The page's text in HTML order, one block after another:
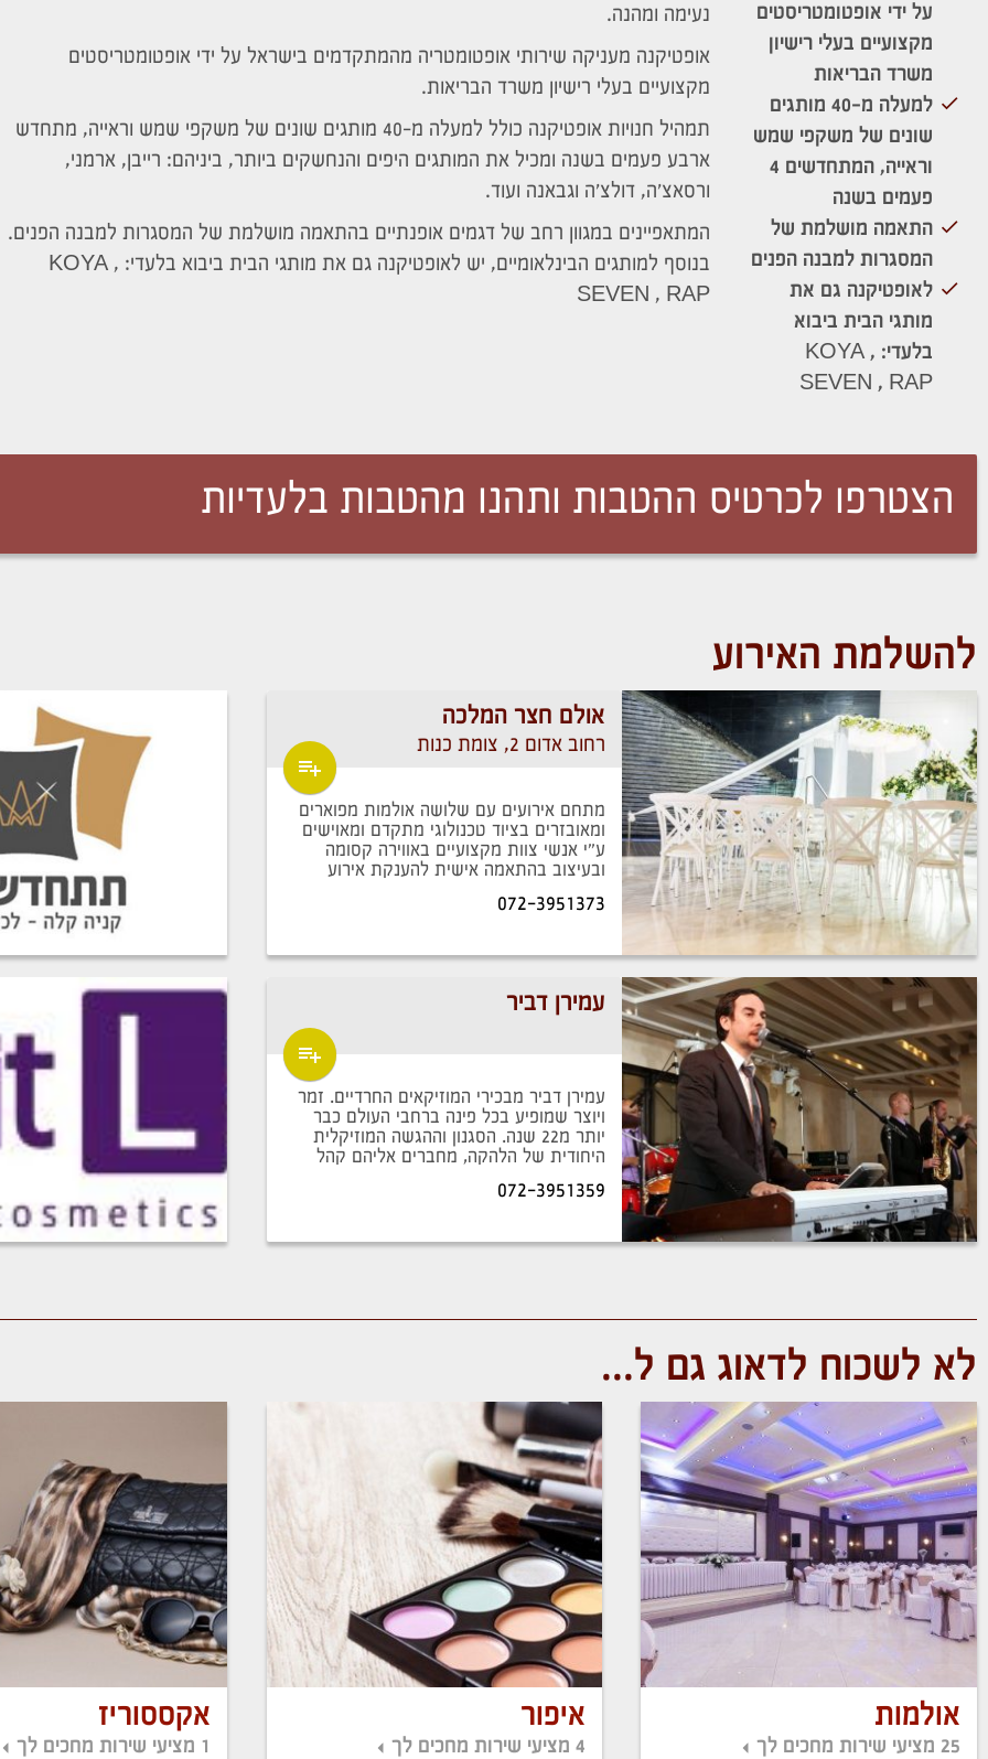
על ידי אופטומטריסטים
מקצועיים בעלי רישיון
משרד הבריאות
למעלה מ-40 מותגים
שונים של משקפי שמש
וראייה, המתחדשים 4
פעמים בשנה
התאמה מושלמת של
המסגרות למבנה הפנים
לאופטיקנה גם את
מותגי הבית ביבוא
בלעדי: KOYA ,
SEVEN , RAP
נעימה ומהנה.
אופטיקנה מעניקה שירותי אופטומטריה מהמתקדמים בישראל על ידי אופטומטריסטים
מקצועיים בעלי רישיון משרד הבריאות.
תמהיל חנויות אופטיקנה כולל למעלה מ-40 מותגים שונים של משקפי שמש וראייה, מתחדש
ארבע פעמים בשנה ומכיל את המותגים היפים והנחשקים ביותר, ביניהם: רייבן, ארמני,
ורסאצ'ה, דולצ'ה וגבאנה ועוד.
המתאפיינים במגוון רחב של דגמים אופנתיים בהתאמה מושלמת של המסגרות למבנה הפנים.
בנוסף למותגים הבינלאומיים, יש לאופטיקנה גם את מותגי הבית ביבוא בלעדי: KOYA ,
SEVEN , RAP
הצטרפו לכרטיס ההטבות ותהנו מהטבות בלעדיות
להשלמת האירוע
אולם חצר המלכה
רחוב אדום 2, צומת כנות
מתחם אירועים עם שלושה אולמות מפוארים
ומאובזרים בציוד טכנולוגי מתקדם ומאוישים
ע”י אנשי צוות מקצועיים באווירה קסומה
ובעיצוב בהתאמה אישית להענקת אירוע
072-3951373
עמירן דביר
עמירן דביר מבכירי המוזיקאים החרדיים. זמר
ויוצר שמופיע בכל פינה ברחבי העולם כבר
יותר מ22 שנה. הסגנון וההגשה המוזיקלית
היחודית של הלהקה, מחברים אליהם קהל
072-3951359
לא לשכוח לדאוג גם ל...
אולמות
25 מציעי שירות מחכים לך
איפור
4 מציעי שירות מחכים לך
אקססוריז
1 מציעי שירות מחכים לך